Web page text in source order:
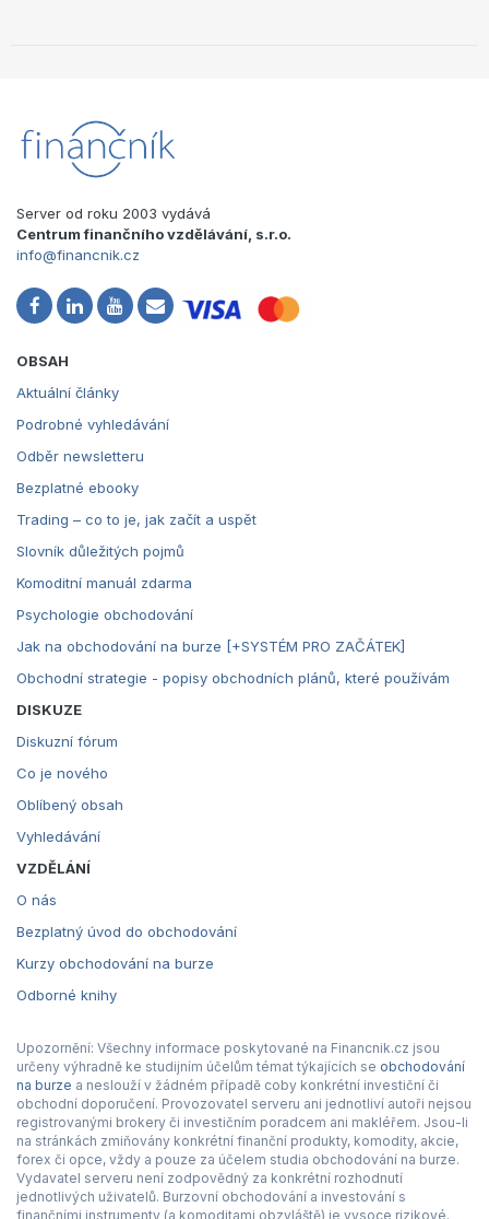
Server od roku 2003 vydává
Centrum finančního vzdělávání, s.r.o.
info@financnik.cz
OBSAH
Aktuální články
Podrobné vyhledávání
Odběr newsletteru
Bezplatné ebooky
Trading – co to je, jak začít a uspět
Slovník důležitých pojmů
Komoditní manuál zdarma
Psychologie obchodování
Jak na obchodování na burze [+SYSTÉM PRO ZAČÁTEK]
Obchodní strategie - popisy obchodních plánů, které používám
DISKUZE
Diskuzní fórum
Co je nového
Oblíbený obsah
Vyhledávání
VZDĚLÁNÍ
O nás
Bezplatný úvod do obchodování
Kurzy obchodování na burze
Odborné knihy
Upozornění: Všechny informace poskytované na Financnik.cz jsou
určeny výhradně ke studijním účelům témat týkajících se obchodování
na burze a neslouží v žádném případě coby konkrétní investiční či
obchodní doporučení. Provozovatel serveru ani jednotliví autoři nejsou
registrovanými brokery či investičním poradcem ani makléřem. Jsou-li
na stránkách zmiňovány konkrétní finanční produkty, komodity, akcie,
forex či opce, vždy a pouze za účelem studia obchodování na burze.
Vydavatel serveru není zodpovědný za konkrétní rozhodnutí
jednotlivých uživatelů. Burzovní obchodování a investování s
finančními instrumenty (a komoditami obzvláště) je vysoce rizikové.